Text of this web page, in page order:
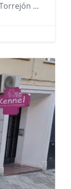
Avenida De Madrid 19, 28850 Torrejón de Ardoz, provincia de Madrid, España